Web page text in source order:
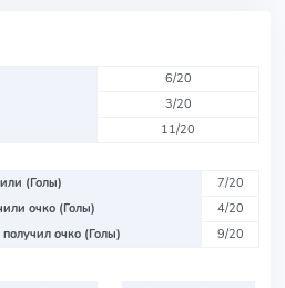
6/20
3/20
11/20
(Голы)
7/20
очко (Голы)
4/20
очко (Голы)
9/20